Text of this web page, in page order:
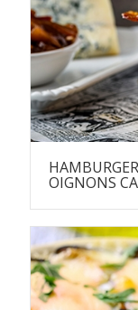
OIGNONS